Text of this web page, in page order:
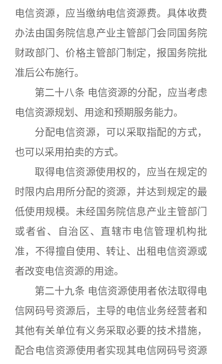
电信资源，应当缴纳电信资源费。具体收费
办法由国务院信息产业主管部门会同国务院
财政部门、价格主管部门制定，报国务院批
准后公布施行。
第二十八条 电信资源的分配，应当考虑
电信资源规划、用途和预期服务能力。
分配电信资源，可以采取指配的方式，
也可以采用拍卖的方式。
取得电信资源使用权的，应当在规定的
时限内启用所分配的资源，并达到规定的最
低使用规模。未经国务院信息产业主管部门
或者省、自治区、直辖市电信管理机构批
准，不得擅自使用、转让、出租电信资源或
者改变电信资源的用途。
第二十九条 电信资源使用者依法取得电
信网码号资源后，主导的电信业务经营者和
其他有关单位有义务采取必要的技术措施，
配合电信资源使用者实现其电信网码号资源